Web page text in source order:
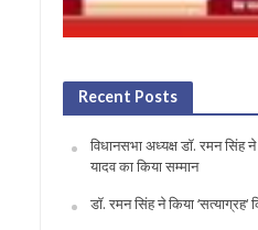
Recent Posts
विधानसभा अध्यक्ष डॉ. रमन सिंह
यादव का किया सम्मान
डॉ. रमन सिंह ने किया ‘सत्याग्रह‘